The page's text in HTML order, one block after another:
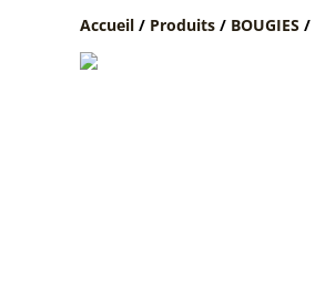
Accueil / Produits / BOUGIES /